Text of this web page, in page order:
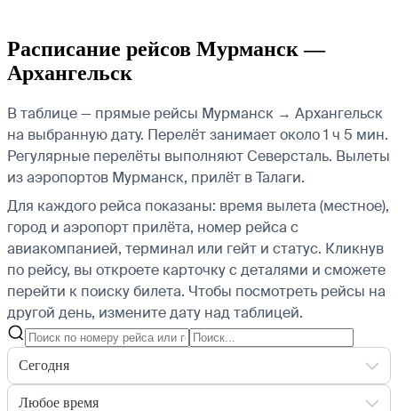
Расписание рейсов Мурманск —
Архангельск
В таблице — прямые рейсы Мурманск → Архангельск
на выбранную дату. Перелёт занимает около 1 ч 5 мин.
Регулярные перелёты выполняют Северсталь. Вылеты
из аэропортов Мурманск, прилёт в Талаги.
Для каждого рейса показаны: время вылета (местное),
город и аэропорт прилёта, номер рейса с
авиакомпанией, терминал или гейт и статус. Кликнув
по рейсу, вы откроете карточку с деталями и сможете
перейти к поиску билета. Чтобы посмотреть рейсы на
другой день, измените дату над таблицей.
Сегодня
Любое время